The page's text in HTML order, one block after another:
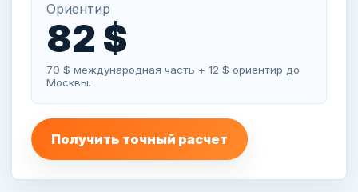
Ориентир
82 $
70 $ международная часть + 12 $ ориентир до
Москвы.
Получить точный расчет